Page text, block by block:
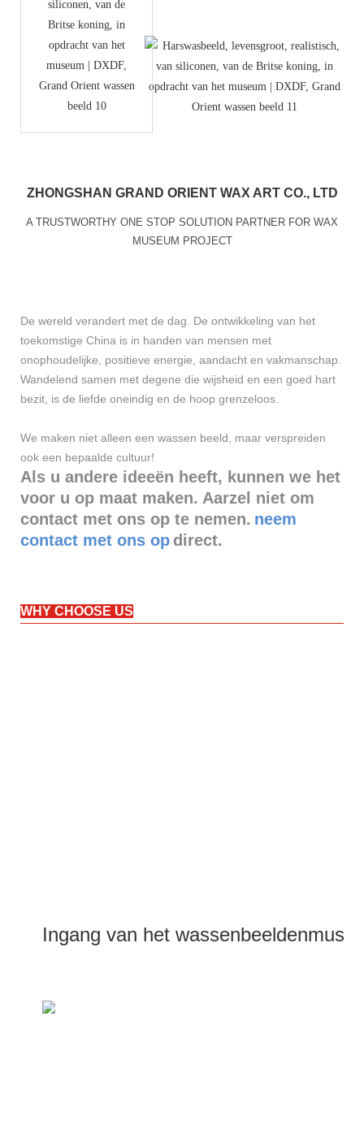
ZHONGSHAN GRAND ORIENT WAX ART CO., LTD
A TRUSTWORTHY ONE STOP SOLUTION PARTNER FOR WAX
MUSEUM PROJECT
De wereld verandert met de dag. De ontwikkeling van het
toekomstige China is in handen van mensen met
onophoudelijke, positieve energie, aandacht en vakmanschap.
Wandelend samen met degene die wijsheid en een goed hart
bezit, is de liefde oneindig en de hoop grenzeloos.
We maken niet alleen een wassen beeld, maar verspreiden
ook een bepaalde cultuur!
Als u andere ideeën heeft, kunnen we het
voor u op maat maken. Aarzel niet om
contact met ons op te nemen. neem
contact met ons op direct.
WHY CHOOSE US
Ingang van het